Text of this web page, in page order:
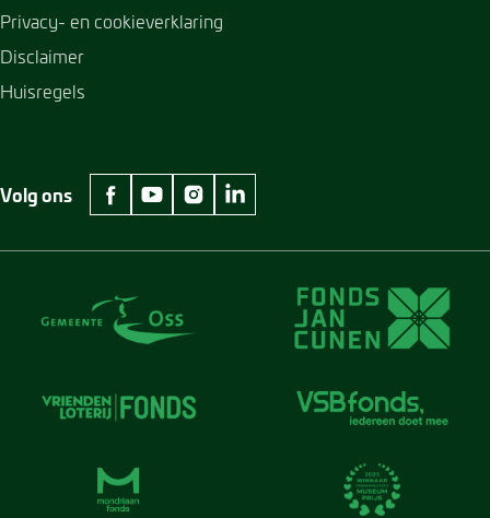
Privacy- en cookieverklaring
Disclaimer
Huisregels
Volg ons
facebook Museum Jan Cunen
youtube Museum Jan Cunen
instagram Museum Jan Cunen
linkedin Museum Jan Cunen